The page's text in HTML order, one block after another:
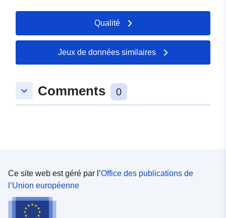
Qualité
Jeux de données similaires
keyboard_arrow_down Comments 0
Ce site web est géré par l’Office des publications de
l’Union européenne